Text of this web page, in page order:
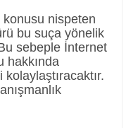
nispeten
bu suça yönelik
sebeple İnternet
hakkında